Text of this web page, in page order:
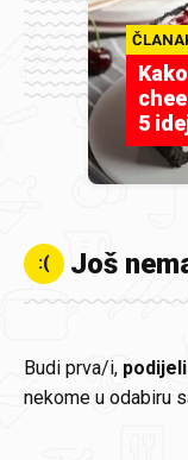
5
:( Još
Budi prva/i,
nekome u odabiru